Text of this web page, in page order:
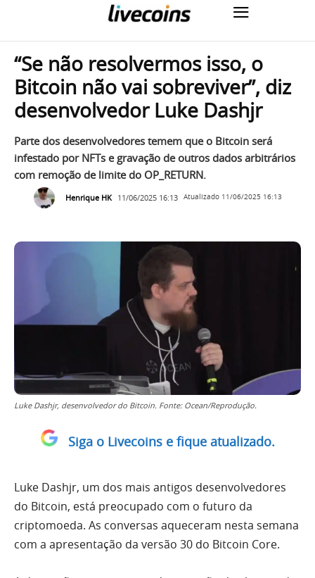
“Se não resolvermos isso, o
Bitcoin não vai sobreviver”, diz
desenvolvedor Luke Dashjr
Parte dos desenvolvedores temem que o Bitcoin será
infestado por NFTs e gravação de outros dados arbitrários
com remoção de limite do OP_RETURN.
Henrique HK 11/06/2025 16:13 Atualizado 11/06/2025 16:13
Luke Dashjr, desenvolvedor do Bitcoin. Fonte: Ocean/Reprodução.
Siga o Livecoins e fique atualizado.
Luke Dashjr, um dos mais antigos desenvolvedores
do Bitcoin, está preocupado com o futuro da
criptomoeda. As conversas aqueceram nesta semana
com a apresentação da versão 30 do Bitcoin Core.